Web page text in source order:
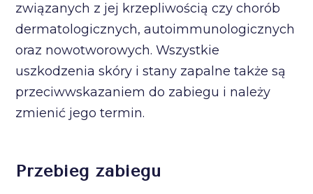
związanych z jej krzepliwością czy chorób
dermatologicznych, autoimmunologicznych
oraz nowotworowych. Wszystkie
uszkodzenia skóry i stany zapalne także są
przeciwwskazaniem do zabiegu i należy
zmienić jego termin.
Przebieg zabiegu